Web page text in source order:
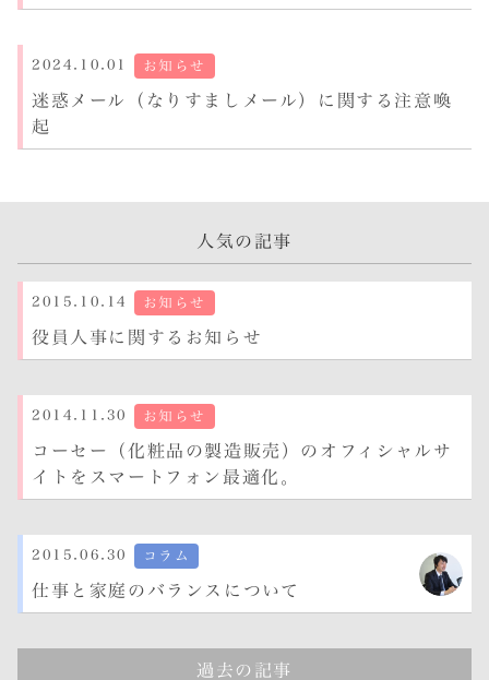
2024.10.01 お知らせ
迷惑メール（なりすましメール）に関する注意喚
起
人気の記事
2015.10.14 お知らせ
役員人事に関するお知らせ
2014.11.30 お知らせ
コーセー（化粧品の製造販売）のオフィシャルサ
イトをスマートフォン最適化。
2015.06.30 コラム
仕事と家庭のバランスについて
過去の記事